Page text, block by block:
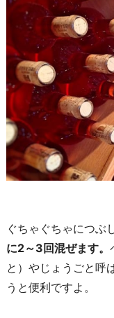
ぐちゃぐちゃにつぶ
に2～3回混ぜます。
と）やじょうごと呼
うと便利ですよ。